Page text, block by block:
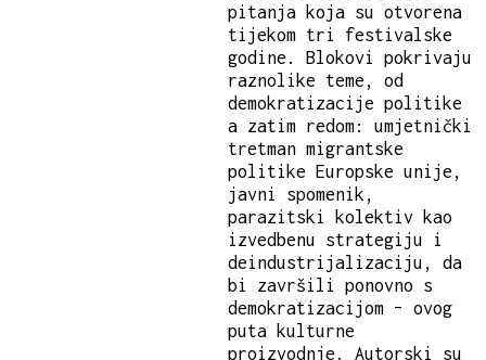
pitanja koja su otvorena
tijekom tri festivalske
godine. Blokovi pokrivaju
raznolike teme, od
demokratizacije politike
a zatim redom: umjetnički
tretman migrantske
politike Europske unije,
javni spomenik,
parazitski kolektiv kao
izvedbenu strategiju i
deindustrijalizaciju, da
bi završili ponovno s
demokratizacijom – ovog
puta kulturne
proizvodnje. Autorski su